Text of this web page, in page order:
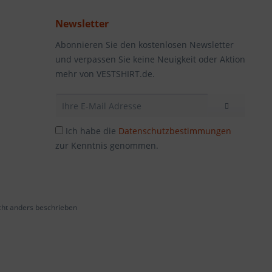
Newsletter
Abonnieren Sie den kostenlosen Newsletter
und verpassen Sie keine Neuigkeit oder Aktion
mehr von VESTSHIRT.de.
Ich habe die Datenschutzbestimmungen
zur Kenntnis genommen.
anders beschrieben